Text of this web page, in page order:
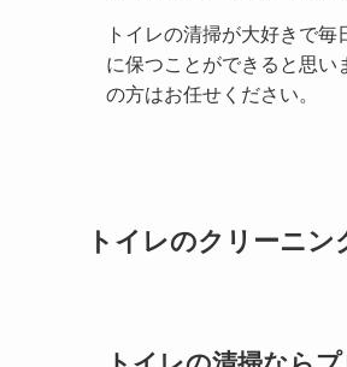
トイレの清掃が大好きで
に保つことができると思
の方はお任せください。
トイレのクリーニン